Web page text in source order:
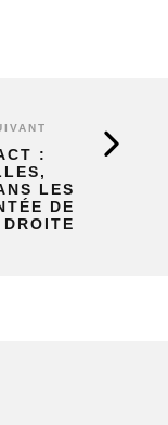
:
LES
DE
DROITE